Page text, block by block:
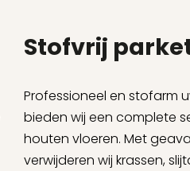
Stofvrij
Professioneel en stofarm
bieden wij een complete
houten vloeren. Met
verwijderen wij krassen,